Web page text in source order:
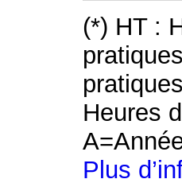
(*) HT :
Heures
Plus